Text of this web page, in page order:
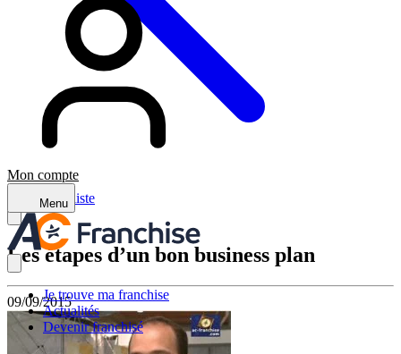
Mon compte
Menu
Je trouve ma franchise
Actualités
Devenir franchisé
Retour à la liste
Les étapes d’un bon business plan
09/09/2015